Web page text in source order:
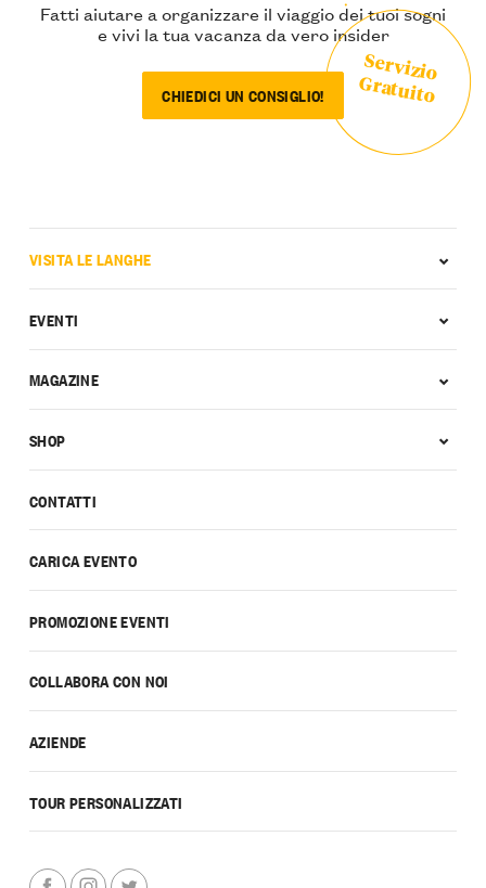
Fatti aiutare a organizzare il viaggio dei tuoi sogni
e vivi la tua vacanza da vero insider
CHIEDICI UN CONSIGLIO!
Servizio
Gratuito
CONTATTI
CARICA EVENTO
PROMOZIONE EVENTI
COLLABORA CON NOI
AZIENDE
TOUR PERSONALIZZATI
VISITA LE LANGHE
EVENTI
MAGAZINE
SHOP